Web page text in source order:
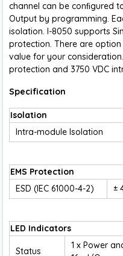
channel can be conﬁgured
Output by programming.
isolation. I-8050 supports
protection. There are
value for your
protection and 3750 VDC
Specification
Isolation
Intra-module Isolation
EMS Protection
ESD (IEC 61000-4-2)
±
LED Indicators
Status
1 x Power